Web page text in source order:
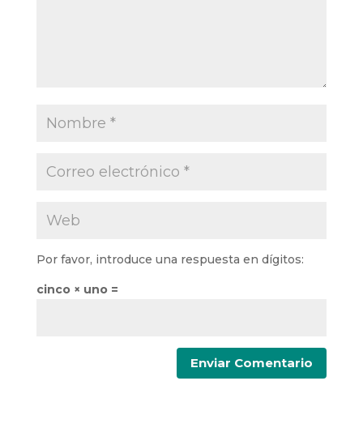
Por favor, introduce una respuesta en dígitos:
cinco × uno =